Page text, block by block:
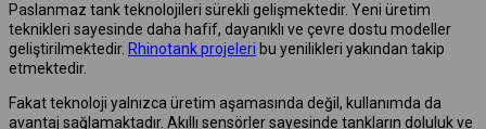
Paslanmaz tank teknolojileri sürekli gelişmektedir. Yeni üretim
teknikleri sayesinde daha hafif, dayanıklı ve çevre dostu modeller
geliştirilmektedir. Rhinotank projeleri bu yenilikleri yakından takip
etmektedir.
Fakat teknoloji yalnızca üretim aşamasında değil, kullanımda da
avantaj sağlamaktadır. Akıllı sensörler sayesinde tankların doluluk ve